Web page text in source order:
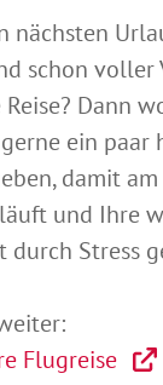
nächsten
schon voller
Dann
ein paar
damit
und Ihre
durch Stress
Flugreise